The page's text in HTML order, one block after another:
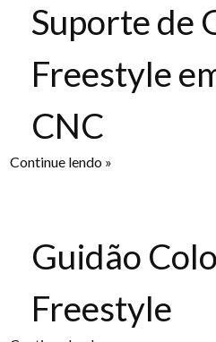
Suporte de
Freestyle
CNC
Continue lendo »
Guidão
Freestyle